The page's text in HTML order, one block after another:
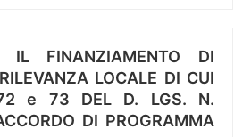
IL FINANZIAMENTO DI
LOCALE DI CUI
e 73 DEL D. LGS. N.
DI PROGRAMMA